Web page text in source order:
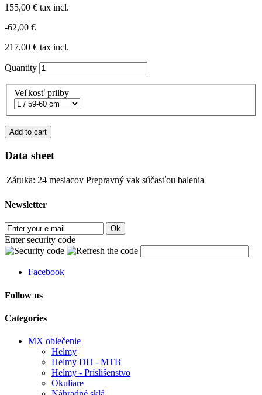
155,00 € tax incl.
-62,00 €
217,00 € tax incl.
Quantity
Veľkosť prilby
Add to cart
Data sheet
Záruka: 24 mesiacov Prepravný vak súčasťou balenia
Newsletter
Ok
Enter security code
Facebook
Follow us
Categories
MX oblečenie
Helmy
Helmy DH - MTB
Helmy - Príslišenstvo
Okuliare